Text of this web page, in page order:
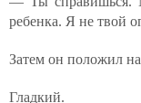
ребенка. Я не твой
Затем он положил
Гладкий.